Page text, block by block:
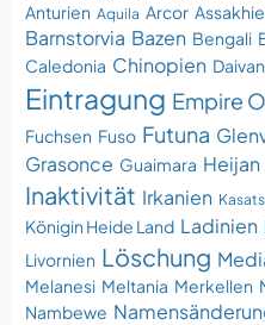
Anturien Aquila Arcor
Barnstorvia Bazen Bengali
Caledonia Chinopien Daivan
Eintragung Empire
Fuchsen Fuso Futuna
Grasonce Guaimara Heijan
Inaktivität Irkanien
Königin Heide Land Ladinien
Livornien Löschung
Melanesi Meltania Merkellen
Nambewe